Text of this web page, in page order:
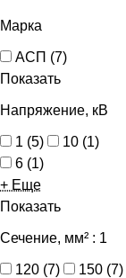
Марка
АСП (7)
Показать
Напряжение, кВ
1 (5) 10 (1)
6 (1)
+ Еще
Показать
Сечение, мм² : 1
120 (7) 150 (7)